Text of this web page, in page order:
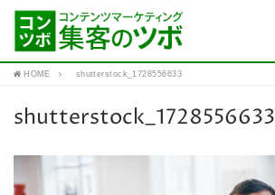
HOME shutterstock_1728556633
shutterstock_1728556633